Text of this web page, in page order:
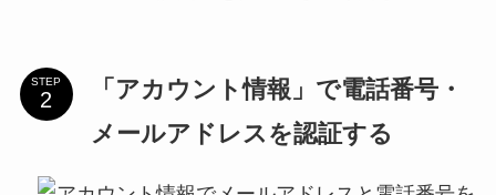
STEP
「アカウント情報」で電話番号・
メールアドレスを認証する